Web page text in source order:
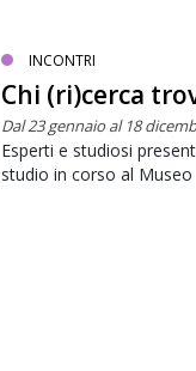
INCONTRI
Chi (ri)cerca
Dal 23 gennaio al 18
Esperti e studiosi
studio in corso al Museo